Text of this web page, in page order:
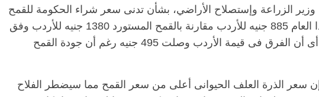
وزير الزراعة وإستصلاح الأراضي، بشأن تدنى سعر شراء الحكومة للقمح
من الفلاح المصرى رغم زيادته هذا العام 885 جنيه للأردب مقارنة بالقمح المستورد 1380 جنيه للأردب وفق
آخر تكلفة معلنة فى آخر مناقصة أى أن الفرق فى قيمة الأردب وصلت 495 جنيه رغم أن جودة القمح
سعر الذرة العلف الحيوانى أعلى من سعر القمح مما سيضطر الفلاح